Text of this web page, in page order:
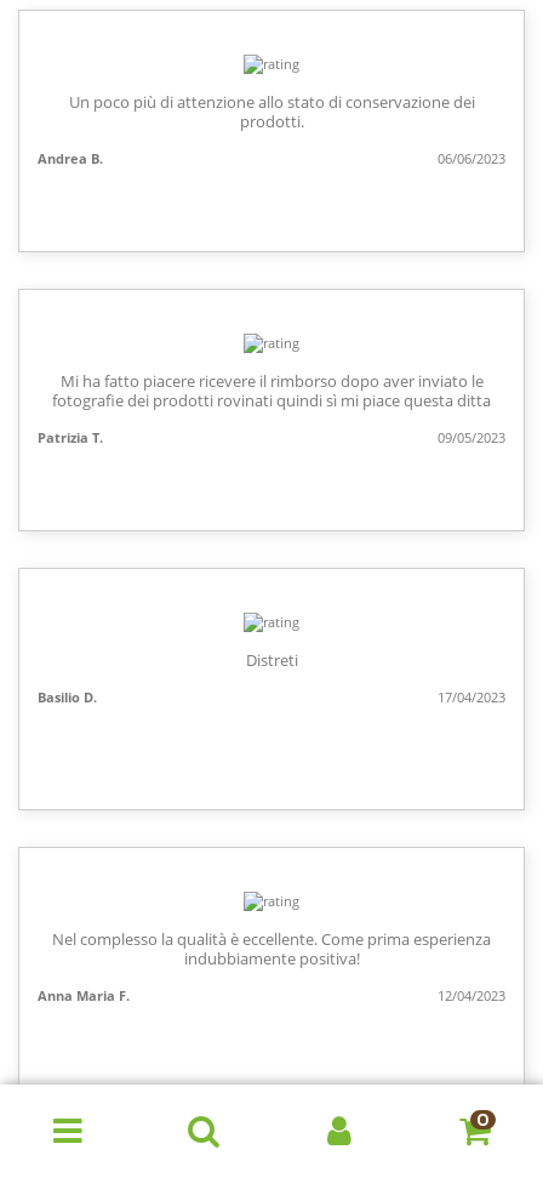
0
Un poco più di attenzione allo stato di conservazione dei
prodotti.
Andrea B. 06/06/2023
Mi ha fatto piacere ricevere il rimborso dopo aver inviato le
fotografie dei prodotti rovinati quindi sì mi piace questa ditta
Patrizia T. 09/05/2023
Distreti
Basilio D. 17/04/2023
Nel complesso la qualità è eccellente. Come prima esperienza
indubbiamente positiva!
Anna Maria F. 12/04/2023